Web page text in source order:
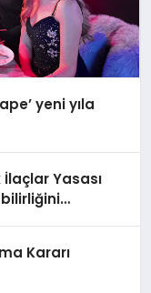
yeni yıla
Yasası
Kararı